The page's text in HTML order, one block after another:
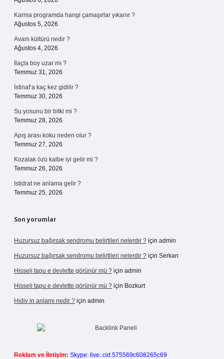
Karma programda hangi çamaşırlar yıkanır ?
Ağustos 5, 2026
Avam kültürü nedir ?
Ağustos 4, 2026
İlaçla boy uzar mı ?
Temmuz 31, 2026
İstinaf’a kaç kez gidilir ?
Temmuz 30, 2026
Su yosunu bir bitki mi ?
Temmuz 28, 2026
Apış arası koku neden olur ?
Temmuz 27, 2026
Kozalak özü kalbe iyi gelir mi ?
Temmuz 26, 2026
Istidrat ne anlama gelir ?
Temmuz 25, 2026
Son yorumlar
Huzursuz bağırsak sendromu belirtileri nelerdir ? için admin
Huzursuz bağırsak sendromu belirtileri nelerdir ? için Serkan
Hisseli tapu e devlette görünür mü ? için admin
Hisseli tapu e devlette görünür mü ? için Bozkurt
Hidiv in anlamı nedir ? için admin
Reklam ve İletişim: Skype: live:.cid.575569c608265c69